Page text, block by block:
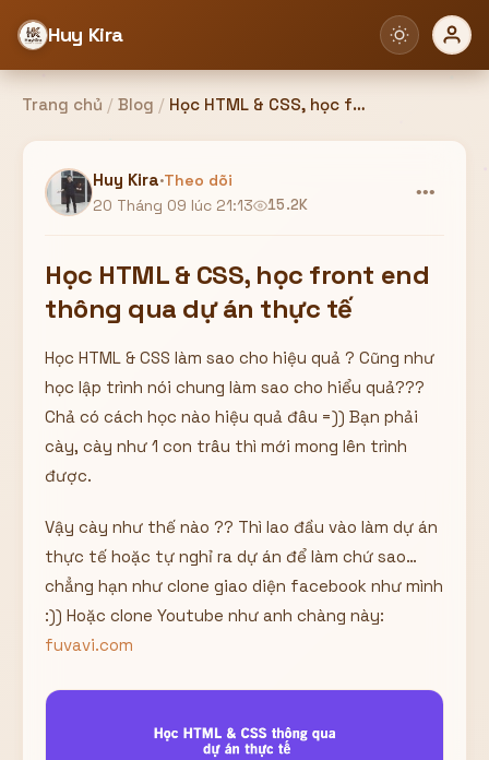
Huy Kira
ZALO ADMIN
0358949680
Đăng nhập
Hoặc
Email/Tên đăng nhập
Mật khẩu
Nhớ tài khoản Quên mật khẩu ?
Đăng nhập
Bạn không có tài khoản?
Trang chủ / Blog / Học HTML & CSS, học front end thông qua dự án thực tế
Huy Kira·Theo dõi
20 Tháng 09 lúc 21:13
15.2K
•••
Học HTML & CSS, học front end
thông qua dự án thực tế
Học HTML & CSS làm sao cho hiệu quả ? Cũng như
học lập trình nói chung làm sao cho hiểu quả???
Chả có cách học nào hiệu quả đâu =)) Bạn phải
cày, cày như 1 con trâu thì mới mong lên trình
được.
Vậy cày như thế nào ?? Thì lao đầu vào làm dự án
thực tế hoặc tự nghỉ ra dự án để làm chứ sao…
chẳng hạn như clone giao diện facebook như mình
:)) Hoặc clone Youtube như anh chàng này:
fuvavi.com